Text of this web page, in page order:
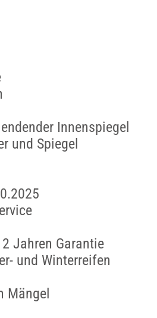
Innenspiegel
und Spiegel
Jahren Garantie
und Winterreifen
Mängel